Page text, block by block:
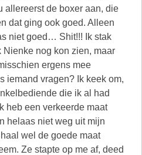
allereerst de boxer aan, die
dat ging ook goed. Alleen
niet goed… Shit!!! Ik stak
Nienke nog kon zien, maar
ergens mee
iemand vragen? Ik keek om,
die ik al had
heb een verkeerde maat
helaas niet weg uit mijn
wel de goede maat
Ze stapte op me af, deed